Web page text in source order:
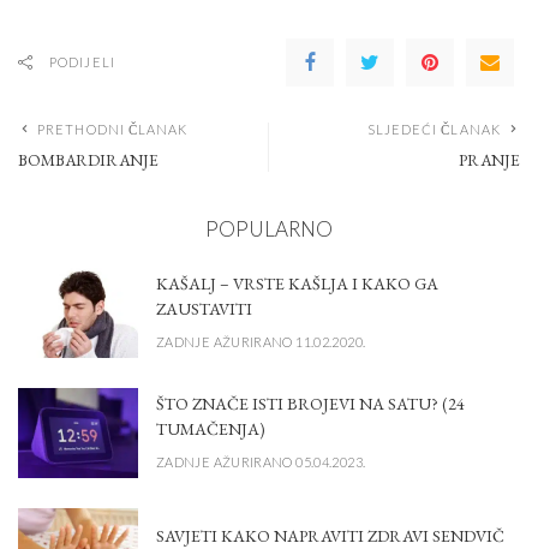
PODIJELI
PRETHODNI ČLANAK
BOMBARDIRANJE
SLJEDEĆI ČLANAK
PRANJE
POPULARNO
KAŠALJ – VRSTE KAŠLJA I KAKO GA
ZAUSTAVITI
ZADNJE AŽURIRANO 11.02.2020.
ŠTO ZNAČE ISTI BROJEVI NA SATU? (24
TUMAČENJA)
ZADNJE AŽURIRANO 05.04.2023.
SAVJETI KAKO NAPRAVITI ZDRAVI SENDVIČ